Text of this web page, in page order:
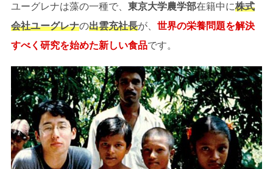
ユーグレナは藻の一種で、 東京大学農学部在籍中に株式
会社ユーグレナの出雲充社長が、 世界の栄養問題を解決
すべく研究を始めた新しい食品です。